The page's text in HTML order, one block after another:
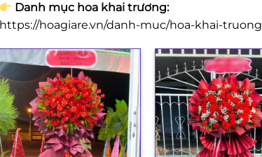
Danh mục hoa khai trương:
https://hoagiare.vn/danh-muc/hoa-khai-truong